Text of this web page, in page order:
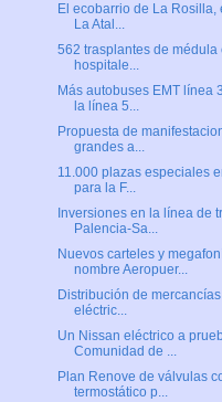
El ecobarrio de La Rosilla,
La Atal...
562 trasplantes de médula
hospitale...
Más autobuses EMT línea
la línea 5...
Propuesta de
grandes a...
11.000 plazas especiales
para la F...
Inversiones en la línea de
Palencia-Sa...
Nuevos carteles y
nombre Aeropuer...
Distribución de
eléctric...
Un Nissan eléctrico a
Comunidad de ...
Plan Renove de válvulas
termostático p...